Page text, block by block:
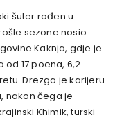
šuter rođen u
sezone nosio
Kaknja, gdje je
od 17 poena, 6,2
Drezga je karijeru
nakon čega je
Khimik, turski